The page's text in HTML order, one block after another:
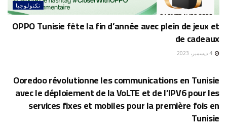
تكنولوجيا
OPPO Tunisie fête la fin d’année avec plein de jeux et
de cadeaux
Ooredoo révolutionne les communications en Tunisie
avec le déploiement de la VoLTE et de l’IPV6 pour les
services fixes et mobiles pour la première fois en
Tunisie